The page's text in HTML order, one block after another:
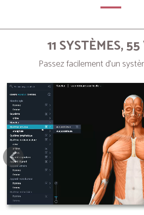
11 SYSTÈMES,
Passez facilement d’un
Next